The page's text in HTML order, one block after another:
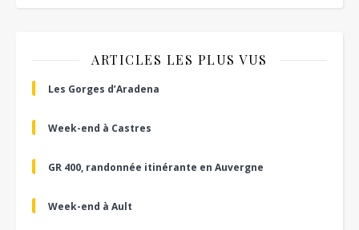
ARTICLES LES PLUS VUS
Les Gorges d’Aradena
Week-end à Castres
GR 400, randonnée itinérante en Auvergne
Week-end à Ault